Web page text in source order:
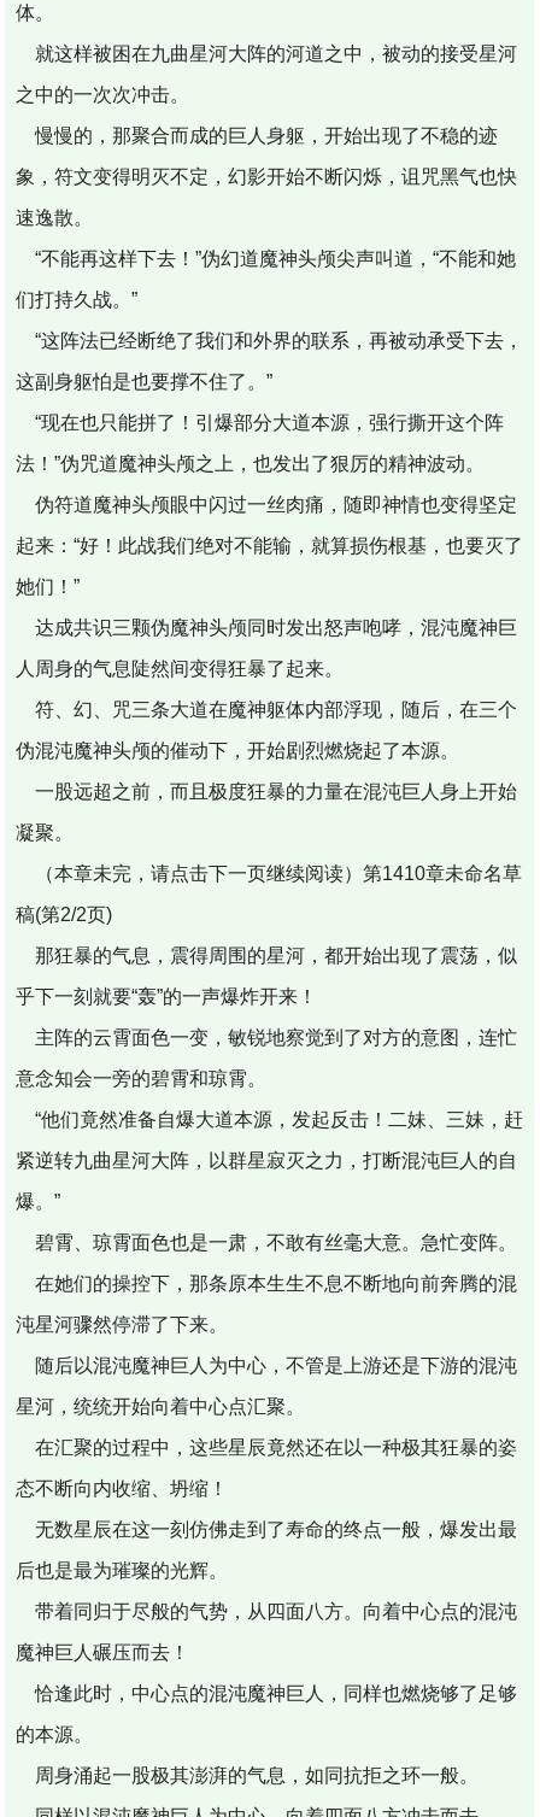
体。
就这样被困在九曲星河大阵的河道之中，被动的接受星河
之中的一次次冲击。
慢慢的，那聚合而成的巨人身躯，开始出现了不稳的迹
象，符文变得明灭不定，幻影开始不断闪烁，诅咒黑气也快
速逸散。
“不能再这样下去！”伪幻道魔神头颅尖声叫道，“不能和她
们打持久战。”
“这阵法已经断绝了我们和外界的联系，再被动承受下去，
这副身躯怕是也要撑不住了。”
“现在也只能拼了！引爆部分大道本源，强行撕开这个阵
法！”伪咒道魔神头颅之上，也发出了狠厉的精神波动。
伪符道魔神头颅眼中闪过一丝肉痛，随即神情也变得坚定
起来：“好！此战我们绝对不能输，就算损伤根基，也要灭了
她们！”
达成共识三颗伪魔神头颅同时发出怒声咆哮，混沌魔神巨
人周身的气息陡然间变得狂暴了起来。
符、幻、咒三条大道在魔神躯体内部浮现，随后，在三个
伪混沌魔神头颅的催动下，开始剧烈燃烧起了本源。
一股远超之前，而且极度狂暴的力量在混沌巨人身上开始
凝聚。
（本章未完，请点击下一页继续阅读）第1410章未命名草
稿(第2/2页)
那狂暴的气息，震得周围的星河，都开始出现了震荡，似
乎下一刻就要“轰”的一声爆炸开来！
主阵的云霄面色一变，敏锐地察觉到了对方的意图，连忙
意念知会一旁的碧霄和琼霄。
“他们竟然准备自爆大道本源，发起反击！二妹、三妹，赶
紧逆转九曲星河大阵，以群星寂灭之力，打断混沌巨人的自
爆。”
碧霄、琼霄面色也是一肃，不敢有丝毫大意。急忙变阵。
在她们的操控下，那条原本生生不息不断地向前奔腾的混
沌星河骤然停滞了下来。
随后以混沌魔神巨人为中心，不管是上游还是下游的混沌
星河，统统开始向着中心点汇聚。
在汇聚的过程中，这些星辰竟然还在以一种极其狂暴的姿
态不断向内收缩、坍缩！
无数星辰在这一刻仿佛走到了寿命的终点一般，爆发出最
后也是最为璀璨的光辉。
带着同归于尽般的气势，从四面八方。向着中心点的混沌
魔神巨人碾压而去！
恰逢此时，中心点的混沌魔神巨人，同样也燃烧够了足够
的本源。
周身涌起一股极其澎湃的气息，如同抗拒之环一般。